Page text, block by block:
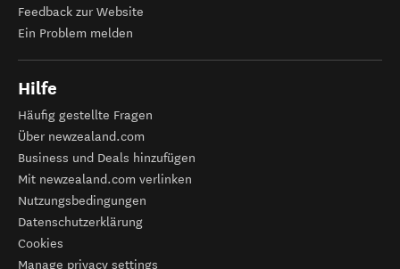
Feedback zur Website
Ein Problem melden
Hilfe
Häufig gestellte Fragen
Über newzealand.com
Business und Deals hinzufügen
Mit newzealand.com verlinken
Nutzungsbedingungen
Datenschutzerklärung
Cookies
Manage privacy settings